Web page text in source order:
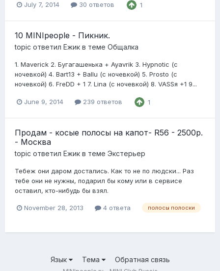
July 7, 2014 30 ответов 1
10 MINIpeople - Пикник.
topic ответил Ежик в теме Общалка
1. Maverick 2. Бугагашенька + Ayavrik 3. Hypnotic (с
ночевкой) 4. Bart13 + Ballu (с ночевкой) 5. Prosto (с
ночевкой) 6. FreDD + 1 7. Lina (с ночевкой) 8. VASSя +1 9...
June 9, 2014 239 ответов 1
Продам - косые полосы на капот- R56 - 2500р.
- Москва
topic ответил Ежик в теме Экстерьер
Тебеж они даром достались. Как то не по людски... Раз
тебе они не нужны, подарил бы кому или в сервисе
оставил, кто-нибудь бы взял.
November 28, 2013 4 ответа полосы полоски
Язык Тема Обратная связь